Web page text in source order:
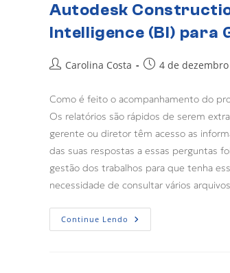
Autodesk
Intelligence (BI) para
Carolina Costa 4 de
Como é feito o acompanhamento do
Os relatórios são rápidos de serem
gerente ou diretor têm acesso as
das suas respostas a essas perguntas
gestão dos trabalhos para que tenha
necessidade de consultar vários
Continue Lendo